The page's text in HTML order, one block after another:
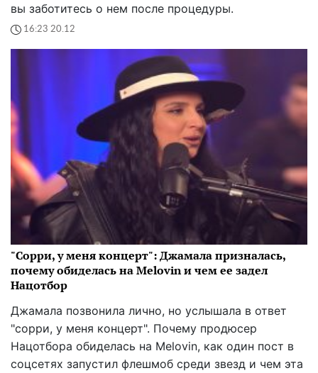
вы заботитесь о нем после процедуры.
16:23 20.12
"Сорри, у меня концерт": Джамала призналась,
почему обиделась на Melovin и чем ее задел
Нацотбор
Джамала позвонила лично, но услышала в ответ
"сорри, у меня концерт". Почему продюсер
Нацотбора обиделась на Melovin, как один пост в
соцсетях запустил флешмоб среди звезд и чем эта